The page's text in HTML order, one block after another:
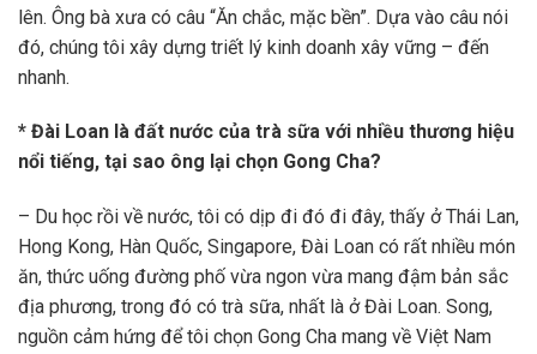
lên. Ông bà xưa có câu “Ăn chắc, mặc bền”. Dựa vào câu nói
đó, chúng tôi xây dựng triết lý kinh doanh xây vững – đến
nhanh.
* Đài Loan là đất nước của trà sữa với nhiều thương hiệu
nổi tiếng, tại sao ông lại chọn Gong Cha?
– Du học rồi về nước, tôi có dịp đi đó đi đây, thấy ở Thái Lan,
Hong Kong, Hàn Quốc, Singapore, Đài Loan có rất nhiều món
ăn, thức uống đường phố vừa ngon vừa mang đậm bản sắc
địa phương, trong đó có trà sữa, nhất là ở Đài Loan. Song,
nguồn cảm hứng để tôi chọn Gong Cha mang về Việt Nam